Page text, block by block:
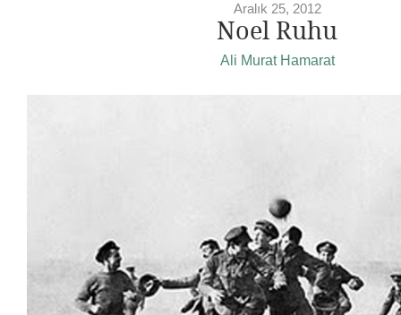
Aralık 25, 2012
Noel Ruhu
Ali Murat Hamarat